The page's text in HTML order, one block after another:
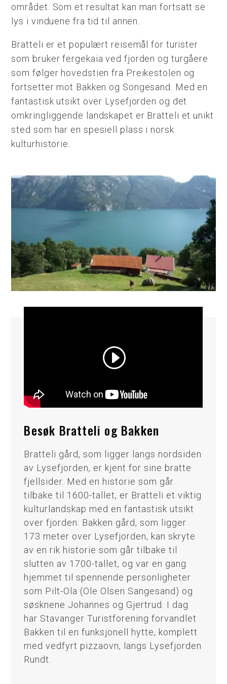
området. Som et resultat kan man fortsatt se
lys i vinduene fra tid til annen.
Bratteli er et populært reisemål for turister
som bruker fergekaia ved fjorden og turgåere
som følger hovedstien fra Preikestolen og
fortsetter mot Bakken og Songesand. Med en
fantastisk utsikt over Lysefjorden og det
omkringliggende landskapet er Bratteli et unikt
sted som har en spesiell plass i norsk
kulturhistorie.
Besøk Bratteli og Bakken
Bratteli gård, som ligger langs nordsiden
av Lysefjorden, er kjent for sine bratte
fjellsider. Med en historie som går
tilbake til 1600-tallet, er Bratteli et viktig
kulturlandskap med en fantastisk utsikt
over fjorden. Bakken gård, som ligger
173 meter over Lysefjorden, kan skryte
av en rik historie som går tilbake til
slutten av 1700-tallet, og var en gang
hjemmet til spennende personligheter
som Pilt-Ola (Ole Olsen Sangesand) og
søsknene Johannes og Gjertrud. I dag
har Stavanger Turistforening forvandlet
Bakken til en funksjonell hytte, komplett
med vedfyrt pizzaovn, langs Lysefjorden
Rundt.